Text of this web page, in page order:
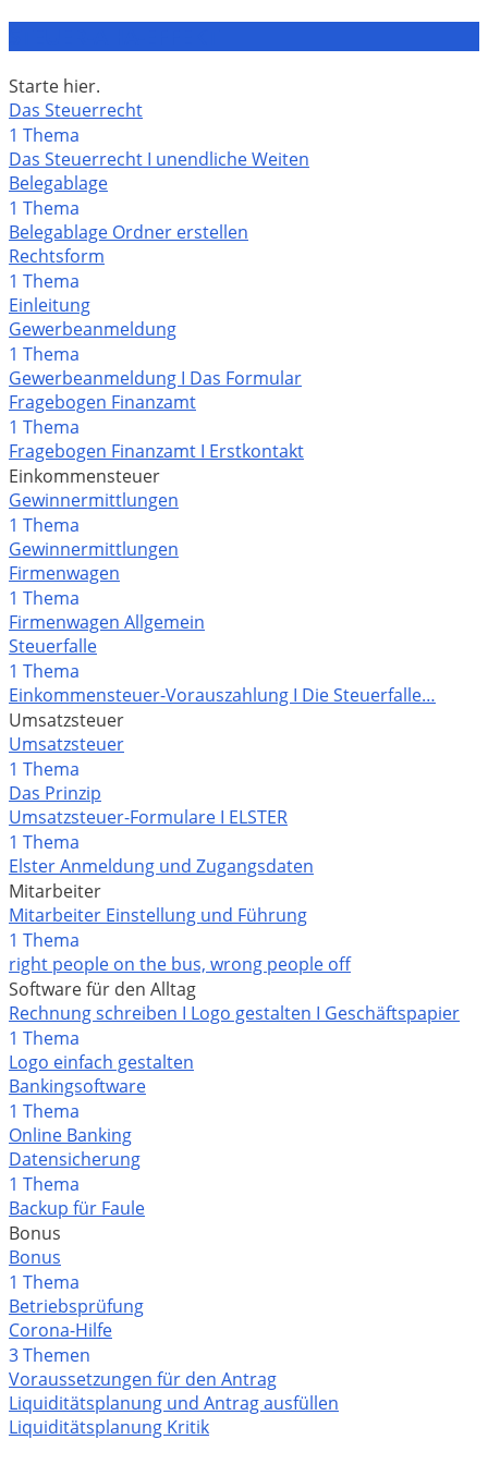
Starte hier.
Das Steuerrecht
1 Thema
Das Steuerrecht I unendliche Weiten
Belegablage
1 Thema
Belegablage Ordner erstellen
Rechtsform
1 Thema
Einleitung
Gewerbeanmeldung
1 Thema
Gewerbeanmeldung I Das Formular
Fragebogen Finanzamt
1 Thema
Fragebogen Finanzamt I Erstkontakt
Einkommensteuer
Gewinnermittlungen
1 Thema
Gewinnermittlungen
Firmenwagen
1 Thema
Firmenwagen Allgemein
Steuerfalle
1 Thema
Einkommensteuer-Vorauszahlung I Die Steuerfalle…
Umsatzsteuer
Umsatzsteuer
1 Thema
Das Prinzip
Umsatzsteuer-Formulare I ELSTER
1 Thema
Elster Anmeldung und Zugangsdaten
Mitarbeiter
Mitarbeiter Einstellung und Führung
1 Thema
right people on the bus, wrong people off
Software für den Alltag
Rechnung schreiben I Logo gestalten I Geschäftspapier
1 Thema
Logo einfach gestalten
Bankingsoftware
1 Thema
Online Banking
Datensicherung
1 Thema
Backup für Faule
Bonus
Bonus
1 Thema
Betriebsprüfung
Corona-Hilfe
3 Themen
Voraussetzungen für den Antrag
Liquiditätsplanung und Antrag ausfüllen
Liquiditätsplanung Kritik